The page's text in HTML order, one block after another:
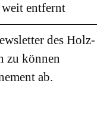
entfernt
des Holz-
zu können
ab.